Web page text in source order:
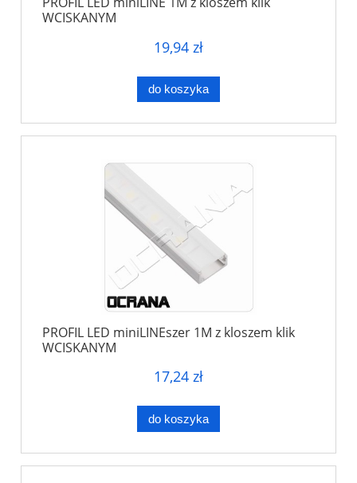
WCISKANYM
19,94 zł
do koszyka
PROFIL LED miniLINEszer 1M z kloszem klik
WCISKANYM
17,24 zł
do koszyka